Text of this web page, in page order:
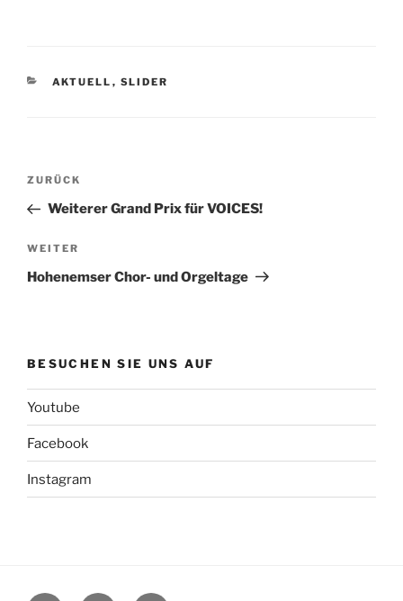
KATEGORIEN
AKTUELL , SLIDER
Beitragsnavigation
Vorheriger
Beitrag
ZURÜCK
Weiterer Grand Prix für VOICES!
Nächster
Beitrag
WEITER
Hohenemser Chor- und Orgeltage
BESUCHEN SIE UNS AUF
Youtube
Facebook
Instagram